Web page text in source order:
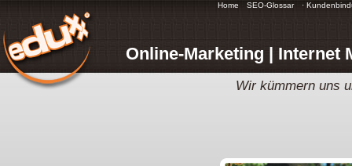
Online-Marketing | Internet
Wir kümmern uns
Home SEO-Glossar ·